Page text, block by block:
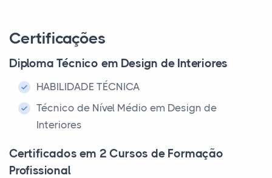
Certificações
Diploma Técnico em Design de Interiores
HABILIDADE TÉCNICA
Técnico de Nível Médio em Design de
Interiores
Certificados em 2 Cursos de Formação
Profissional